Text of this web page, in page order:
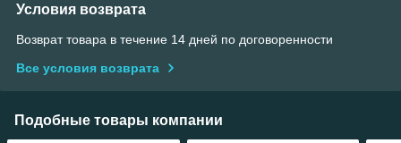
Условия возврата
Возврат товара в течение 14 дней по договоренности
Все условия возврата
Подобные товары компании